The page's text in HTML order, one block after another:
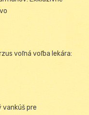
voľná voľba lekára:
vankúš pre